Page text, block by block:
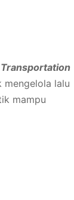
mengelola lalu
mampu